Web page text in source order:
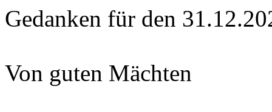
Gedanken für den
Von guten Mächten